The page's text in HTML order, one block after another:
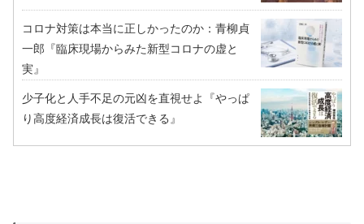
コロナ対策は本当に正しかったのか：青柳貞
一郎『臨床現場からみた新型コロナの虚と
実』
少子化と人手不足の元凶を直視せよ『やっぱ
り高度経済成長は復活できる』